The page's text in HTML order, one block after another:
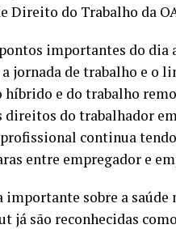
Direito do Trabalho da
importantes do dia
jornada de trabalho e o
e do trabalho
do trabalhador
continua
entre empregador e
sobre a saúde
já são reconhecidas